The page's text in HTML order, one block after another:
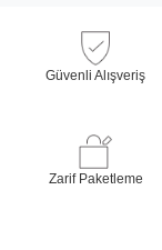
Güvenli Alışveriş
Zarif Paketleme